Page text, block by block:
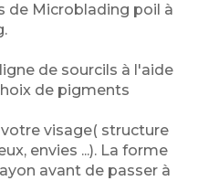
de Microblading poil à
de sourcils à l'aide
de pigments
visage( structure
envies ...). La forme
avant de passer à